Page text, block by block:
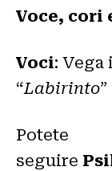
Voce, cori
Voci: Vega
“Labirinto”
Potete
seguire